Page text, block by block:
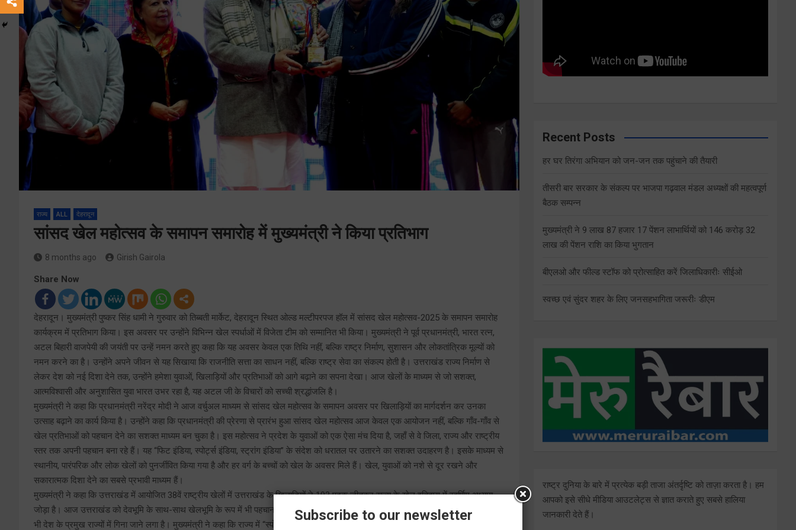
राज्य ALL देहरादून
सांसद खेल महोत्सव के समापन समारोह में मुख्यमंत्री ने किया प्रतिभाग
8 months ago Girish Gairola
Share Now
देहरादून। मुख्यमंत्री पुष्कर सिंह धामी ने गुरुवार को तिब्बती मार्केट, देहरादून स्थित ओल्ड मल्टीपरपज हॉल में सांसद खेल महोत्सव-2025 के समापन समारोह
कार्यक्रम में प्रतिभाग किया। इस अवसर पर उन्होंने विभिन्न खेल स्पर्धाओं में विजेता टीम को सम्मानित भी किया। मुख्यमंत्री ने पूर्व प्रधानमंत्री, भारत रत्न,
अटल बिहारी वाजपेयी की जयंती पर उन्हें नमन करते हुए कहा कि यह अवसर केवल एक तिथि नहीं, बल्कि राष्ट्र निर्माण, सुशासन और लोकतांत्रिक मूल्यों को
नमन करने का है। उन्होंने अपने जीवन से यह सिखाया कि राजनीति सत्ता का साधन नहीं, बल्कि राष्ट्र सेवा का संकल्प होती है। उत्तराखंड राज्य निर्माण से
लेकर देश को नई दिशा देने तक, उन्होंने हमेशा युवाओं, खिलाड़ियों और प्रतिभाओं को आगे बढ़ाने का सपना देखा। आज खेलों के माध्यम से जो सशक्त,
आत्मविश्वासी और अनुशासित युवा भारत उभर रहा है, यह अटल जी के विचारों को सच्ची श्रद्धांजलि है।
मुख्यमंत्री ने कहा कि प्रधानमंत्री नरेंद्र मोदी ने आज वर्चुअल माध्यम से सांसद खेल महोत्सव के समापन अवसर पर खिलाड़ियों का मार्गदर्शन कर उनका
उत्साह बढ़ाने का कार्य किया है। उन्होंने कहा कि प्रधानमंत्री की प्रेरणा से प्रारंभ हुआ सांसद खेल महोत्सव आज केवल एक आयोजन नहीं, बल्कि गाँव-गाँव से
खेल प्रतिभाओं को पहचान देने का सशक्त माध्यम बन चुका है। इस महोत्सव ने प्रदेश के युवाओं को एक ऐसा मंच दिया है, जहाँ से वे जिला, राज्य और राष्ट्रीय
स्तर तक अपनी पहचान बना रहे हैं। यह “फिट इंडिया, स्पोर्ट्स इंडिया, स्ट्रांग इंडिया” के संदेश को धरातल पर उतारने का सशक्त उदाहरण है। इसके माध्यम से
स्थानीय, पारंपरिक और लोक खेलों को पुनर्जीवित किया गया है और हर वर्ग के बच्चों को खेल के अवसर मिले हैं। खेल, युवाओं को नशे से दूर रखने और
सकारात्मक दिशा देने का सबसे प्रभावी माध्यम हैं।
मुख्यमंत्री ने कहा कि उत्तराखंड में आयोजित 38वें राष्ट्रीय खेलों में उत्तराखंड के खिलाड़ियों ने 103 पदक जीतकर राज्य के खेल इतिहास में स्वर्णिम अध्याय
जोड़ा है। आज उत्तराखंड को देवभूमि के साथ-साथ खेलभूमि के रूप में भी पहचाना जाने लगा है। उत्तराखंड विश्वस्तरीय “स्पोर्ट्स इंफ्रास्ट्रक्चर’’ के मामले में
भी देश के प्रमुख राज्यों में गिना जाने लगा है। मुख्यमंत्री ने कहा कि राज्य में “स्पोर्ट्स लेगेसी प्लान’’ लागू किया जा रहा है, जिसके अंतर्गत प्रदेश के आठ
Recent Posts
हर घर तिरंगा अभियान को जन-जन तक पहुंचाने की तैयारी
तीसरी बार सरकार के संकल्प पर भाजपा गढ़वाल मंडल अध्यक्षों की महत्वपूर्ण
बैठक सम्पन्न
मुख्यमंत्री ने 9 लाख 87 हजार 17 पेंशन लाभार्थियों को 146 करोड़ 32
लाख की पेंशन राशि का किया भुगतान
बीएलओ और फील्ड स्टॉफ को प्रोत्साहित करें जिलाधिकारीः सीईओ
स्वच्छ एवं सुंदर शहर के लिए जनसहभागिता जरूरीः डीएम
राष्ट्र दुनिया के बारे में प्रत्येक बड़ी ताजा अंतर्दृष्टि को ताज़ा करता है। हम
आपको इसे सीधे मीडिया आउटलेट्स से ज्ञात कराते हुए सबसे हालिया
जानकारी देते हैं।
Subscribe to our newsletter